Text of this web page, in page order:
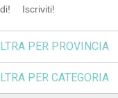
Iscriviti!
PER PROVINCIA
PER CATEGORIA